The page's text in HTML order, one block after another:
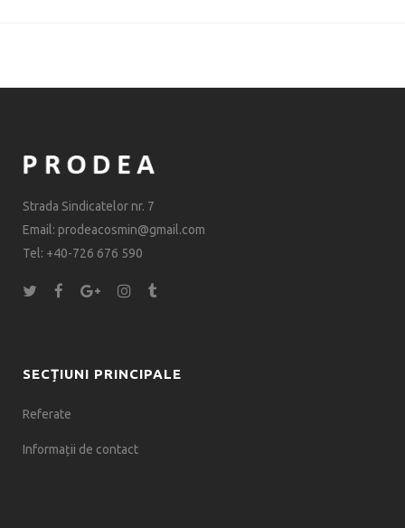
Strada Sindicatelor nr. 7
Email: prodeacosmin@gmail.com
Tel: +40-726 676 590
SECȚIUNI PRINCIPALE
Referate
Informații de contact